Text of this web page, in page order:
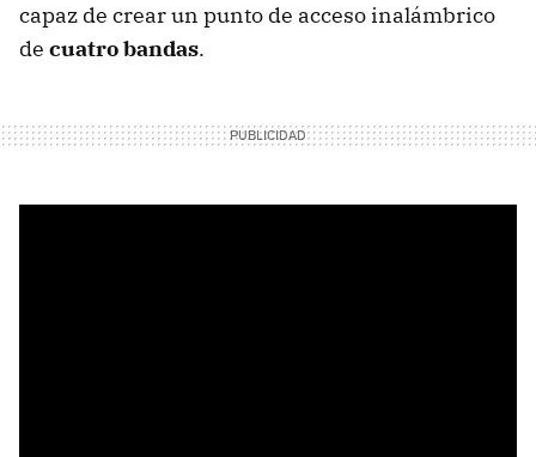
capaz de crear un punto de acceso inalámbrico
de cuatro bandas.